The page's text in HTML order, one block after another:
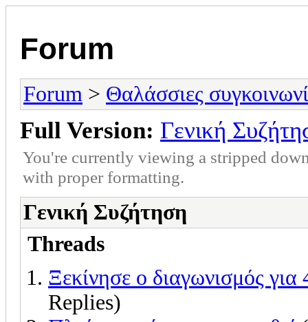
Forum
Forum > Θαλάσσιες
Full Version: Γενική
You're currently viewing a stripped
with proper formatting.
Γενική Συζήτηση
Threads
Ξεκίνησε ο διαγωνισμός
Replies)